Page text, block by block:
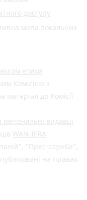
доступу
мапа локальних
етики
Комісією з
до Комісії
видавці
WAN-IFRA
"Прес-служба",
на правах